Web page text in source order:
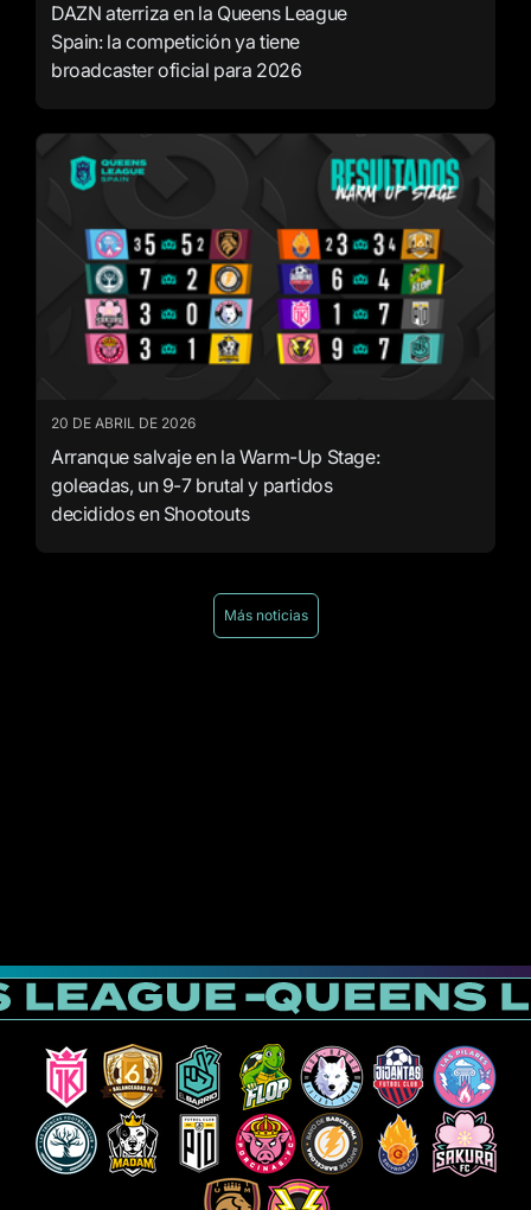
DAZN aterriza en la Queens League
Spain: la competición ya tiene
broadcaster oficial para 2026
20 DE ABRIL DE 2026
Arranque salvaje en la Warm-Up Stage:
goleadas, un 9-7 brutal y partidos
decididos en Shootouts
Más noticias